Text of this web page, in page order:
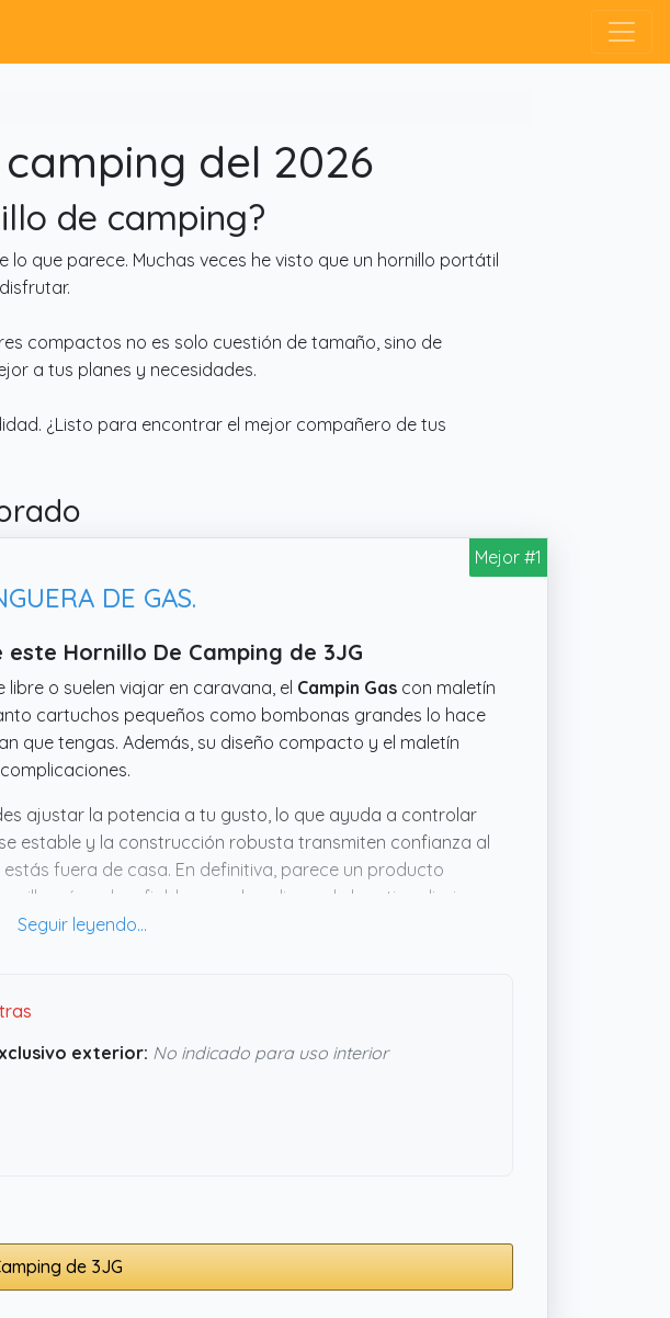
del 2026
de camping?
que parece. Muchas veces he visto que un hornillo portátil
compactos no es solo cuestión de tamaño, sino de
a tus planes y necesidades.
¿Listo para encontrar el mejor compañero de tus
Mejor #1
DE GAS.
Hornillo De Camping de 3JG
o suelen viajar en caravana, el Campin Gas con maletín
cartuchos pequeños como bombonas grandes lo hace
que tengas. Además, su diseño compacto y el maletín
ajustar la potencia a tu gusto, lo que ayuda a controlar
estable y la construcción robusta transmiten confianza al
fuera de casa. En definitiva, parece un producto
cómodo y fiable cuando salimos de la rutina diaria.
exterior: No indicado para uso interior
de 3JG